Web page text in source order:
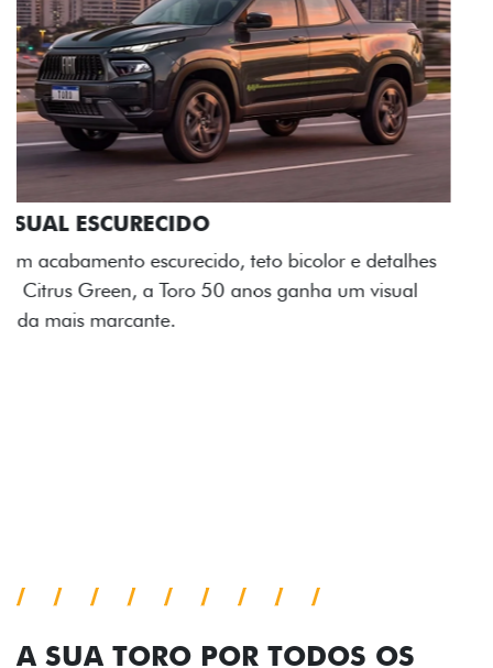
ADESIVOS ESTILIZADOS
Os adesivos aplicados no capô e nas laterais
reforçam a identidade única dessa edição para lá de
comemorativa.
ÂNGULOS